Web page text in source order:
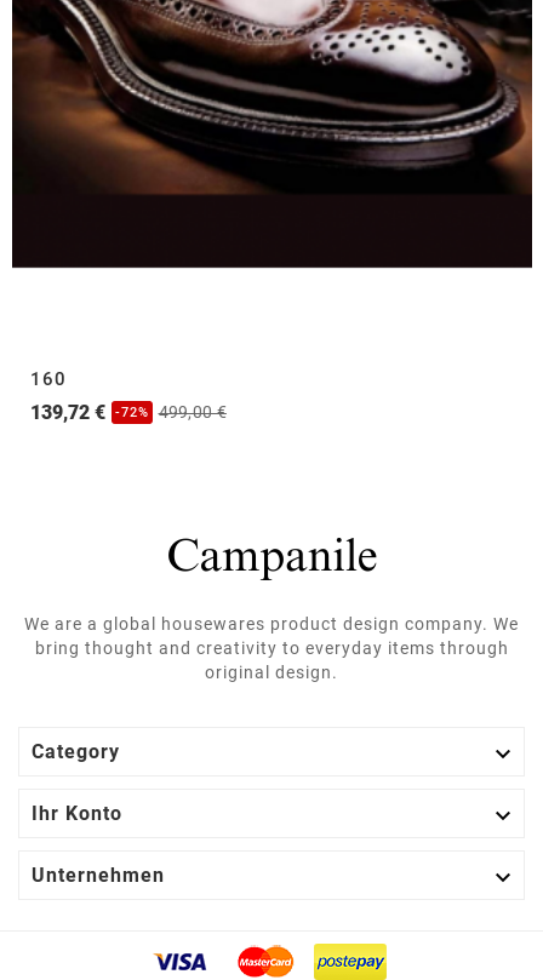
160
139,72 € -72% 499,00 €
We are a global housewares product design company. We
bring thought and creativity to everyday items through
original design.
Category 
Ihr Konto 
Unternehmen 